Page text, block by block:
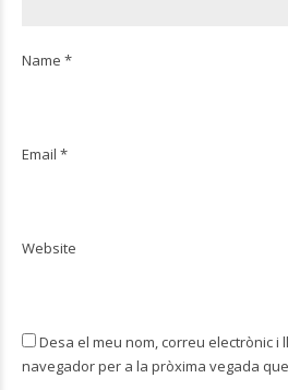
Name *
Email *
Website
Desa el meu nom, correu electrònic i
navegador per a la pròxima vegada